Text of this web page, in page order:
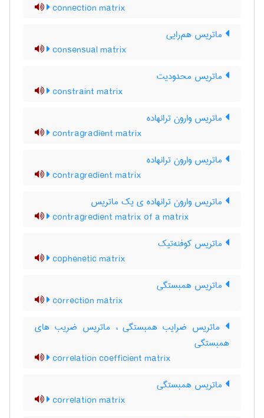
connection matrix
ماتریس هم‌رایی
consensual matrix
ماتریس محدودیت
constraint matrix
ماتریس وارون ترانهاده
contragradient matrix
ماتریس وارون ترانهاده
contragredient matrix
ماتریس وارون ترانهاده ی یک ماتریس
contragredient matrix of a matrix
ماتریس کوفنه‌تیک
cophenetic matrix
ماتریس همبستگی
correction matrix
ماتریس ضرایب همبستگی ، ماتریس ضریب های
همبستگی
correlation coefficient matrix
ماتریس همبستگی
correlation matrix